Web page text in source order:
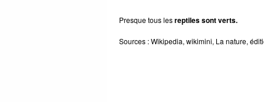
Presque tous lesreptiles sont verts.
Sources : Wikipedia, wikimini, La nature,